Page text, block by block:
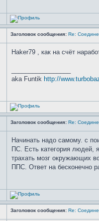
Заголовок сообщения: Re:
Haker79 , как на счёт
aka Funtik http://
Заголовок сообщения: Re:
Начинать надо самому. с
ПС. Есть категория людей,
трахать мозг окружающих
ППС. Ответ на бесконечно
Заголовок сообщения: Re: